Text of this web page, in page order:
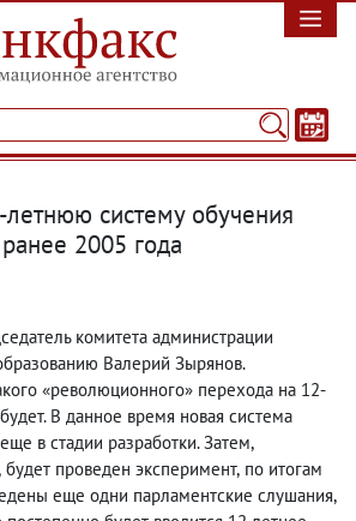
систему обучения
2005 года
комитета администрации
Валерий Зырянов.
«революционного» перехода на 12-
В данное время новая система
в стадии разработки. Затем,
будет проведен эксперимент, по итогам
еще одни парламентские слушания,